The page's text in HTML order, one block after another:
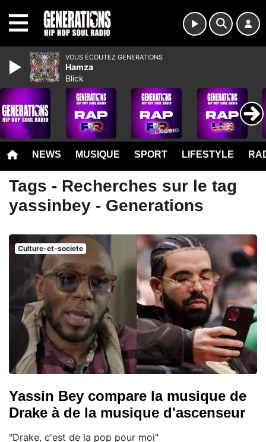
NEWS MUSIQUE SPORT LIFESTYLE
Tags - Recherches sur le tag
yassinbey - Generations
Culture-et-societe
Yassin Bey compare la musique de
Drake à de la musique d'ascenseur
"Drake, c'est de la pop pour moi"
VOUS ÉCOUTEZ GENERATIONS
Hamza
Blick